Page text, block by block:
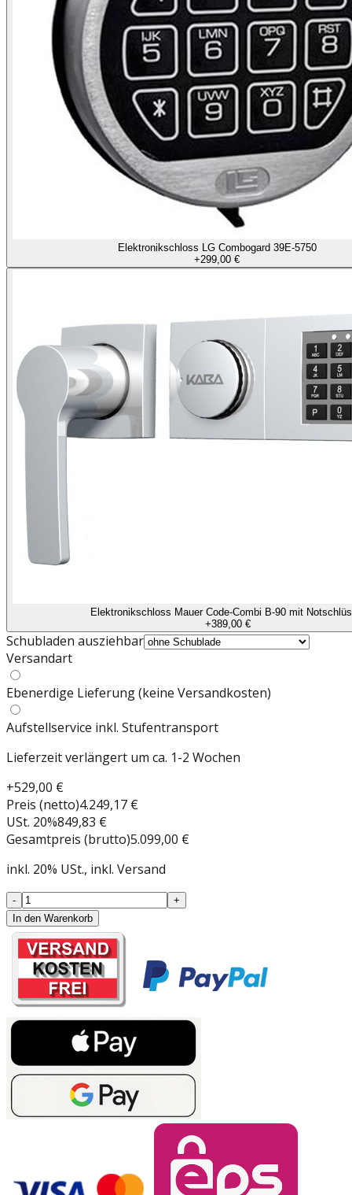
Elektronikschloss LG Combogard 39E-5750
+299,00 €
Elektronikschloss Mauer Code-Combi B-90 mit
+389,00 €
Schubladen ausziehbar
Versandart
Ebenerdige Lieferung (keine Versandkosten)
Aufstellservice inkl. Stufentransport
Lieferzeit verlängert um ca. 1-2 Wochen
+529,00 €
Preis (netto)4.249,17 €
USt. 20%849,83 €
Gesamtpreis (brutto)5.099,00 €
inkl. 20% USt., inkl. Versand
-
+
In den Warenkorb